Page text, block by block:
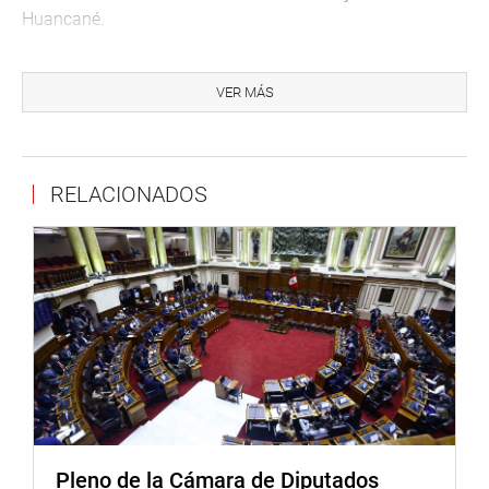
Huancané.
mencionados, sino que también inspira a las futuras
generaciones a seguir sus pasos y aportar al
Secundaria Gran Unidad Escolar «José Antonio Encinas»
– Juliaca, ubicado en Chilla; donde fue recibido por los
estudiantes, docentes, APAFA y padres de familia, con
quienes entabló un diálogo con los directivos de la
institución, sobre sus necesidades.
La legisladora Kelly Portalatino Ávalos, participó en una
reunión con los pescadores artesanales de Samanco
distrito del Santa, Áncash, donde dio a conocer los
VER MÁS
RELACIONADOS
Pleno de la Cámara de Diputados